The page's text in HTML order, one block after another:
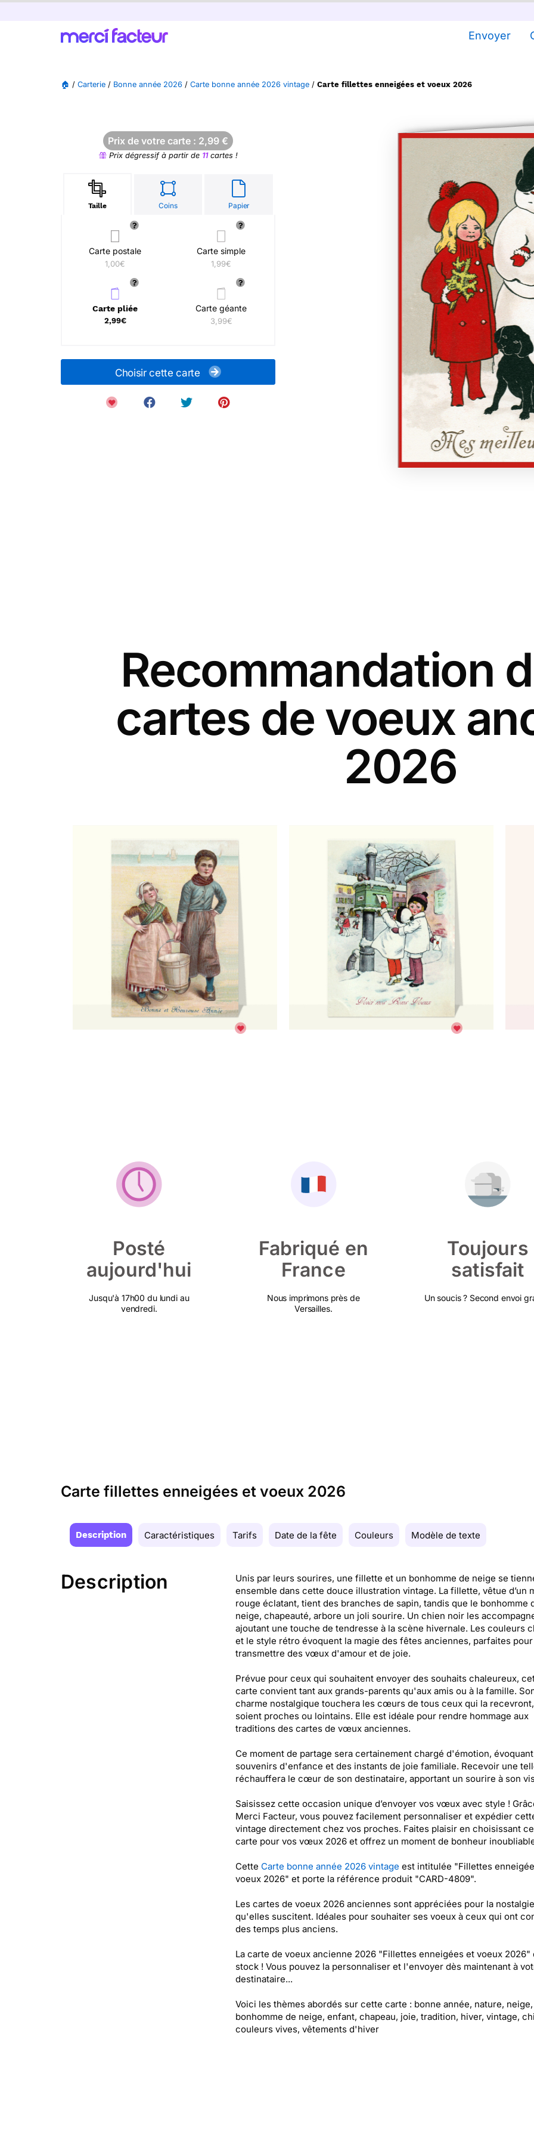
Envoyer
🏠 / Carterie / Bonne année 2026 / Carte bonne année 2026 vintage / Carte fillettes enneigées et voeux 2026
Prix de votre carte : 2,99 €
Prix dégressif à partir de 11cartes !
Taille Coins Papier
Carte postale
1,00€
Carte simple
1,99€
Carte pliée
2,99€
Carte géante
3,99€
Choisir cette carte
Recommandation
cartes de voeux
2026
Posté
aujourd'hui
Jusqu'à 17h00 du lundi au
vendredi.
Fabriqué en
France
Nous imprimons près de
Versailles.
Toujours
satisfait
Un soucis ? Second envoi
Carte fillettes enneigées et voeux 2026
Description Caractéristiques Tarifs Date de la fête Couleurs Modèle de texte
Description
Unis par leurs sourires, une fillette et un bonhomme de neige se
ensemble dans cette douce illustration vintage. La fillette, vêtue d’un
rouge éclatant, tient des branches de sapin, tandis que le bonhomme
neige, chapeauté, arbore un joli sourire. Un chien noir les
ajoutant une touche de tendresse à la scène hivernale. Les couleurs
et le style rétro évoquent la magie des fêtes anciennes, parfaites pour
transmettre des vœux d'amour et de joie.
Prévue pour ceux qui souhaitent envoyer des souhaits chaleureux,
carte convient tant aux grands-parents qu'aux amis ou à la famille.
charme nostalgique touchera les cœurs de tous ceux qui la recevront,
soient proches ou lointains. Elle est idéale pour rendre hommage aux
traditions des cartes de vœux anciennes.
Ce moment de partage sera certainement chargé d'émotion,
souvenirs d'enfance et des instants de joie familiale. Recevoir une
réchauffera le cœur de son destinataire, apportant un sourire à son
Saisissez cette occasion unique d’envoyer vos vœux avec style !
Merci Facteur, vous pouvez facilement personnaliser et expédier
vintage directement chez vos proches. Faites plaisir en choisissant
carte pour vos vœux 2026 et offrez un moment de bonheur
Cette Carte bonne année 2026 vintage est intitulée "Fillettes
voeux 2026" et porte la référence produit "CARD-4809".
Les cartes de voeux 2026 anciennes sont appréciées pour la nostalgie
qu'elles suscitent. Idéales pour souhaiter ses voeux à ceux qui ont
des temps plus anciens.
La carte de voeux ancienne 2026 "Fillettes enneigées et voeux 2026"
stock ! Vous pouvez la personnaliser et l'envoyer dès maintenant à
destinataire...
Voici les thèmes abordés sur cette carte : bonne année, nature, neige,
bonhomme de neige, enfant, chapeau, joie, tradition, hiver, vintage,
couleurs vives, vêtements d'hiver